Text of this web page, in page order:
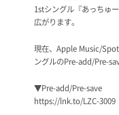
1stシングル『あっちゅ
広がります。
現在、Apple Music/
ングルのPre-add/Pre-
▼Pre-add/Pre-save
https://lnk.to/LZC-3009